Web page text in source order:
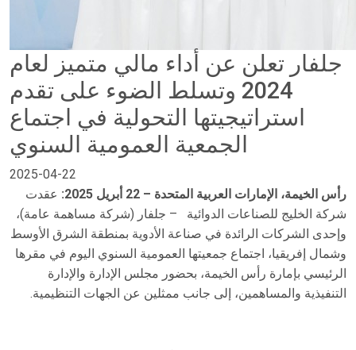
جلفار تعلن عن أداء مالي متميز لعام
2024 وتسلط الضوء على تقدم
استراتيجيتها التحولية في اجتماع
الجمعية العمومية السنوي
2025-04-22
رأس الخيمة، الإمارات العربية المتحدة – 22 أبريل 2025:
عقدت
شركة الخليج للصناعات الدوائية
– جلفار (شركة مساهمة عامة)،
وإحدى الشركات الرائدة في صناعة الأدوية بمنطقة الشرق الأوسط
وشمال إفريقيا، اجتماع جمعيتها العمومية السنوي اليوم في مقرها
الرئيسي بإمارة رأس الخيمة، بحضور مجلس الإدارة والإدارة
التنفيذية والمساهمين، إلى جانب ممثلين عن الجهات التنظيمية.